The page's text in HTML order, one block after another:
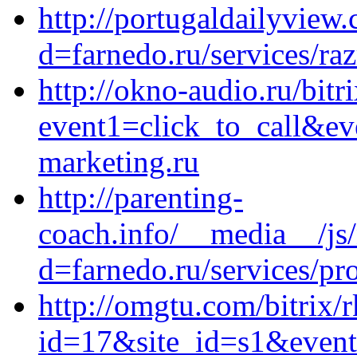
http://
d=farnedo.ru/services/
http://okno-audio.ru/
marketing.ru
http://parenting-
coach.info/__media__/
d=farnedo.ru/services/
http://omgtu.com/bitrix/